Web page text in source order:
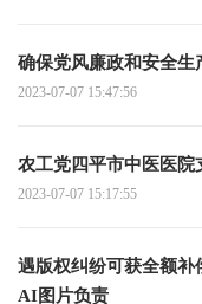
确保党风廉政和安全生
2023-07-07 15:47:56
农工党四平市中医医院
2023-07-07 15:17:55
遇版权纠纷可获全额补
AI图片负责